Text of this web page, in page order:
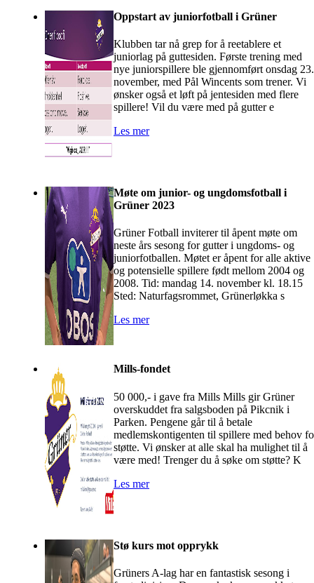
Oppstart av juniorfotball i Grüner
Klubben tar nå grep for å reetablere et
juniorlag på guttesiden. Første trening med
nye juniorspillere ble gjennomført onsdag 23.
november, med Pål Wincents som trener. Vi
ønsker også et løft på jentesiden med flere
spillere! Vil du være med på gutter e
Les mer
Møte om junior- og ungdomsfotball i
Grüner 2023
Grüner Fotball inviterer til åpent møte om
neste års sesong for gutter i ungdoms- og
juniorfotballen. Møtet er åpent for alle aktive
og potensielle spillere født mellom 2004 og
2008. Tid: mandag 14. november kl. 18.15
Sted: Naturfagsrommet, Grünerløkka s
Les mer
Mills-fondet
50 000,- i gave fra Mills Mills gir Grüner
overskuddet fra salgsboden på Pikcnik i
Parken. Pengene går til å betale
medlemskontigenten til spillere med behov
støtte. Vi ønsker at alle skal ha mulighet til å
være med! Trenger du å søke om støtte? K
Les mer
Stø kurs mot opprykk
Grüners A-lag har en fantastisk sesong i